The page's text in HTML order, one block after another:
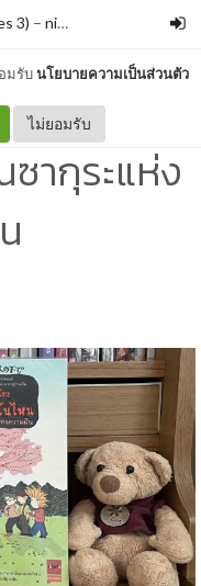
มรับนโยบายความเป็นส่วนตัว
ไม่ยอมรับ
3) – nimon
ะ ป่านี้นั้น
ากุระแห่ง